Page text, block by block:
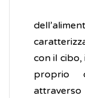
con il cibo,
proprio